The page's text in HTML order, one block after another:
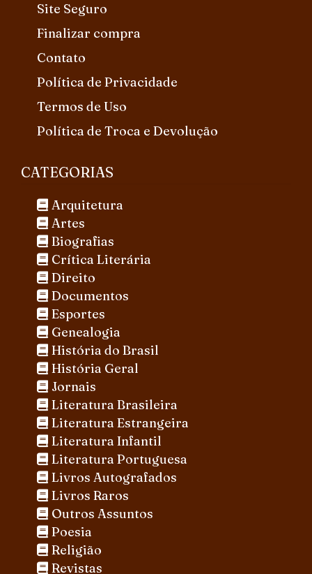
Site Seguro
Finalizar compra
Contato
Política de Privacidade
Termos de Uso
Política de Troca e Devolução
CATEGORIAS
Arquitetura
Artes
Biografias
Crítica Literária
Direito
Documentos
Esportes
Genealogia
História do Brasil
História Geral
Jornais
Literatura Brasileira
Literatura Estrangeira
Literatura Infantil
Literatura Portuguesa
Livros Autografados
Livros Raros
Outros Assuntos
Poesia
Religião
Revistas